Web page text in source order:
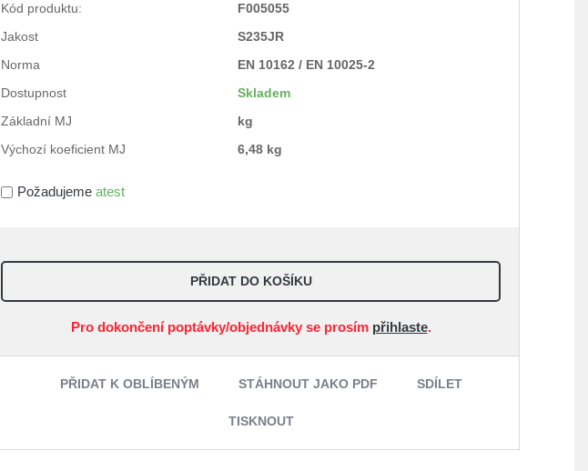
Kód produktu:
F005055
Jakost
S235JR
Norma
EN 10162 / EN 10025-2
Dostupnost
Skladem
Základní MJ
kg
Výchozí koeficient MJ
6,48 kg
Požadujemeatest
PŘIDAT DO KOŠÍKU
Pro dokončení poptávky/objednávky se prosím přihlaste.
PŘIDAT K OBLÍBENÝM STÁHNOUT JAKO PDF SDÍLET
TISKNOUT